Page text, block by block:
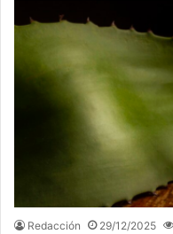
Redacción 29/12/2025